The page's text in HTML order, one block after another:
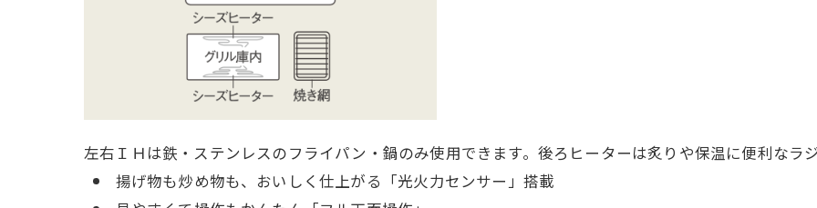
左右ＩＨは鉄・ステンレスのフライパン・鍋のみ使用できます。後ろヒーターは炙りや保温に便利なラ
揚げ物も炒め物も、おいしく仕上がる「光火力センサー」搭載